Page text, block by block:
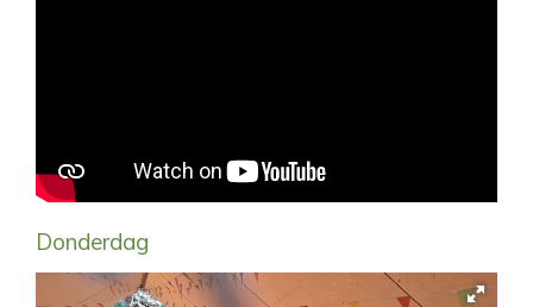
Donderdag